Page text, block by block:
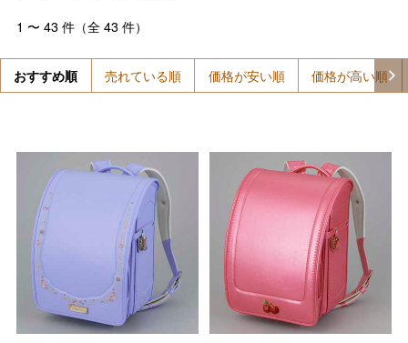
1 〜 43件（全 43件）
おすすめ順 売れている順 価格が安い順 価格が高い順